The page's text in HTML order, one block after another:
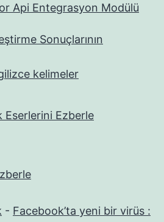
Api Entegrasyon Modülü
Sonuçlarının
kelimeler
Eserlerini Ezberle
- Facebook’ta yeni bir virüs :